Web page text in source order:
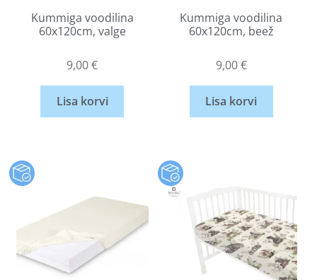
Kummiga voodilina
60x120cm, valge
9,00€
Lisa korvi
Kummiga voodilina
60x120cm, beež
9,00€
Lisa korvi